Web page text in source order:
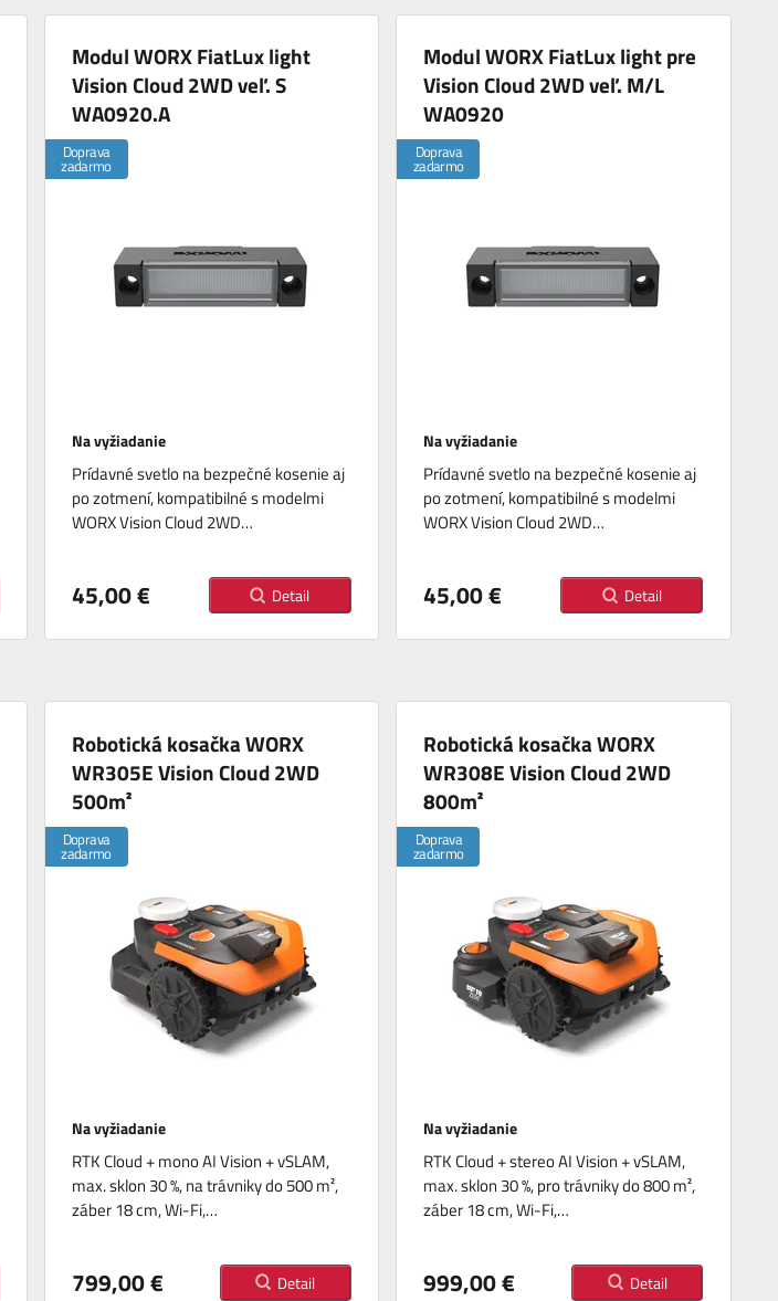
Modul WORX FiatLux light
Vision Cloud 2WD veľ. S
WA0920.A
Doprava
zadarmo
Na vyžiadanie
Prídavné svetlo na bezpečné kosenie aj
po zotmení, kompatibilné s modelmi
WORX Vision Cloud 2WD…
45,00 € Detail
Modul WORX FiatLux light pre
Vision Cloud 2WD veľ. M/L
WA0920
Doprava
zadarmo
Na vyžiadanie
Prídavné svetlo na bezpečné kosenie aj
po zotmení, kompatibilné s modelmi
WORX Vision Cloud 2WD…
45,00 € Detail
Robotická kosačka WORX
WR305E Vision Cloud 2WD
500m²
Doprava
zadarmo
Na vyžiadanie
RTK Cloud + mono AI Vision + vSLAM,
max. sklon 30 %, na trávniky do 500 m²,
záber 18 cm, Wi-Fi,…
799,00 € Detail
Robotická kosačka WORX
WR308E Vision Cloud 2WD
800m²
Doprava
zadarmo
Na vyžiadanie
RTK Cloud + stereo AI Vision + vSLAM,
max. sklon 30 %, pro trávniky do 800 m²,
záber 18 cm, Wi-Fi,…
999,00 € Detail